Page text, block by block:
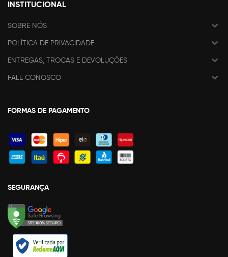
INSTITUCIONAL
SOBRE NÓS
POLÍTICA DE PRIVACIDADE
ENTREGAS, TROCAS E DEVOLUÇÕES
FALE CONOSCO
FORMAS DE PAGAMENTO
SEGURANÇA